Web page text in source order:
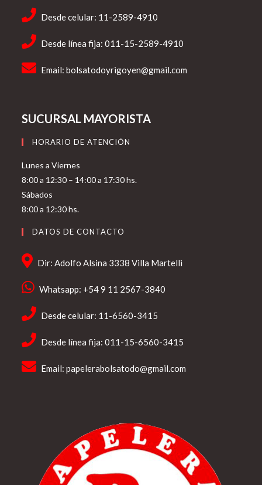
Desde celular: 11-2589-4910
Desde línea fija: 011-15-2589-4910
Email:bolsatodoyrigoyen@gmail.com
SUCURSAL MAYORISTA
HORARIO DE ATENCIÓN
Lunes a Viernes
8:00 a 12:30 – 14:00 a 17:30 hs.
Sábados
8:00 a 12:30 hs.
DATOS DE CONTACTO
Dir: Adolfo Alsina 3338 Villa Martelli
Whatsapp: +54 9 11 2567-3840
Desde celular: 11-6560-3415
Desde línea fija: 011-15-6560-3415
Email:papelerabolsatodo@gmail.com